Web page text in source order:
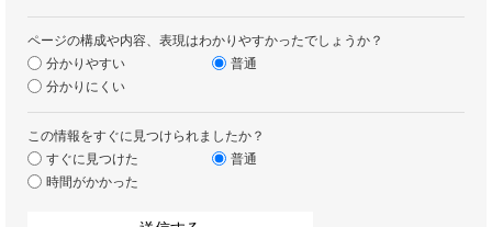
ページの構成や内容、表現はわかりやすかったでしょうか？
分かりやすい
普通
分かりにくい
この情報をすぐに見つけられましたか？
すぐに見つけた
普通
時間がかかった